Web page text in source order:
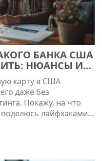
БАНКА США
НЮАНСЫ И
карту в США
даже без
Покажу, на что
лайфхаками и
новичков.
без местной
всего одобряют